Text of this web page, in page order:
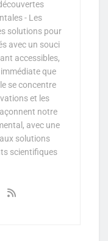
- Les
solutions pour
avec un souci
accessibles,
que
se concentre
et les
notre
avec une
solutions
scientifiques